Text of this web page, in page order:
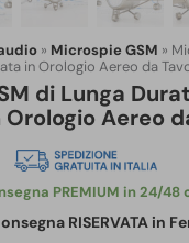
» Microspie GSM »
in Orologio Aereo da
di Lunga
Aereo
RISERVATA in